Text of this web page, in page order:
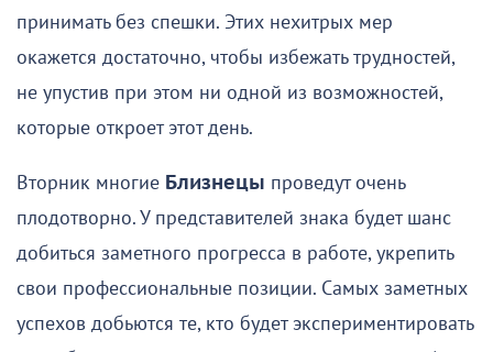
принимать без спешки. Этих нехитрых мер
окажется достаточно, чтобы избежать трудностей,
не упустив при этом ни одной из возможностей,
которые откроет этот день.
Вторник многие Близнецы проведут очень
плодотворно. У представителей знака будет шанс
добиться заметного прогресса в работе, укрепить
свои профессиональные позиции. Самых заметных
успехов добьются те, кто будет экспериментировать